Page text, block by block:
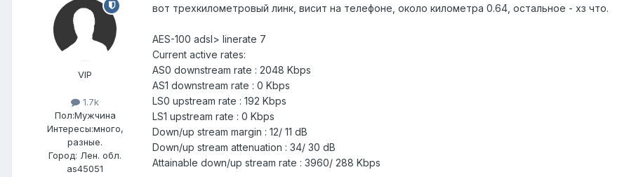
VIP
1.7k
Пол:Мужчина
Интересы:много,
разные.
Город: Лен. обл.
as45051
вот трехкилометровый линк, висит на телефоне, около километра 0.64, остальное - хз что.
AES-100 adsl> linerate 7
Current active rates:
AS0 downstream rate : 2048 Kbps
AS1 downstream rate : 0 Kbps
LS0 upstream rate : 192 Kbps
LS1 upstream rate : 0 Kbps
Down/up stream margin : 12/ 11 dB
Down/up stream attenuation : 34/ 30 dB
Attainable down/up stream rate : 3960/ 288 Kbps